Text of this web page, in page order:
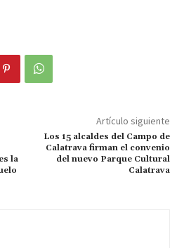
la
Artículo siguiente
Los 15 alcaldes del Campo de
Calatrava firman el convenio
del nuevo Parque Cultural
Calatrava